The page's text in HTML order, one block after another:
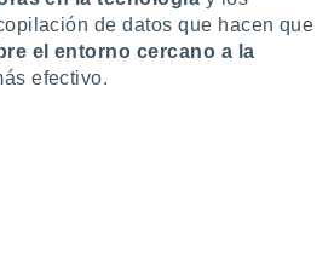
de datos que hacen que
el entorno cercano a la
efectivo.